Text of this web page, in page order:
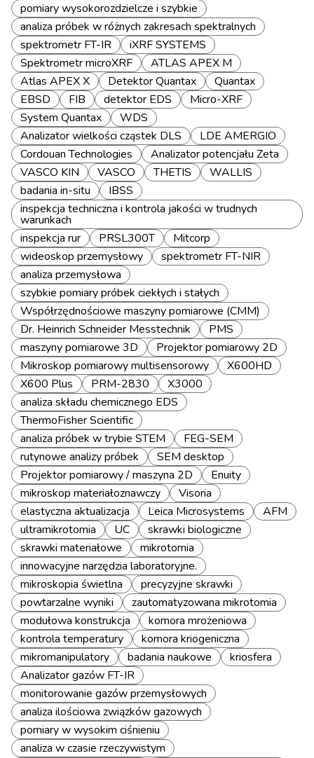
pomiary wysokorozdzielcze i szybkie
analiza próbek w różnych zakresach spektralnych
spektrometr FT-IR
iXRF SYSTEMS
Spektrometr microXRF
ATLAS APEX M
Atlas APEX X
Detektor Quantax
Quantax
EBSD
FIB detektor EDS
Micro-XRF
System Quantax
WDS
Analizator wielkości cząstek DLS
LDE AMERGIO
Cordouan Technologies
Analizator potencjału Zeta
VASCO KIN
VASCO THETIS
WALLIS
badania in-situ
IBSS
inspekcja techniczna i kontrola jakości w trudnych
warunkach
inspekcja rur
PRSL300T
Mitcorp
wideoskop przemysłowy
spektrometr FT-NIR
analiza przemysłowa
szybkie pomiary próbek ciekłych i stałych
Współrzędnościowe maszyny pomiarowe (CMM)
Dr. Heinrich Schneider Messtechnik
PMS
maszyny pomiarowe 3D
Projektor pomiarowy 2D
Mikroskop pomiarowy multisensorowy
X600HD
X600 Plus
PRM-2830
X3000
analiza składu chemicznego EDS
ThermoFisher Scientific
analiza próbek w trybie STEM
FEG-SEM
rutynowe analizy próbek
SEM desktop
Projektor pomiarowy / maszyna 2D
Enuity
mikroskop materiałoznawczy
Visoria
elastyczna aktualizacja
Leica Microsystems
AFM
ultramikrotomia
UC
skrawki biologiczne
skrawki materiałowe
mikrotomia
innowacyjne narzędzia laboratoryjne.
mikroskopia świetlna
precyzyjne skrawki
powtarzalne wyniki
zautomatyzowana mikrotomia
modułowa konstrukcja
komora mrożeniowa
kontrola temperatury
komora kriogeniczna
mikromanipulatory
badania naukowe
kriosfera
Analizator gazów FT-IR
monitorowanie gazów przemysłowych
analiza ilościowa związków gazowych
pomiary w wysokim ciśnieniu
analiza w czasie rzeczywistym